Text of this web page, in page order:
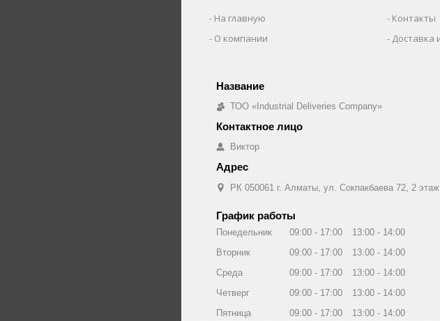
На главную
О компании
Контакты
Доставка
ТОО «Industrial Deliveries Company»
Виктор
РК 050061 г. Алматы, ул. Сокпакбаева 72, 2
График работы
Понедельник 09:00 17:00 13:00
14:00
Вторник
09:00 17:00 13:00
14:00
Среда
09:00 17:00 13:00
14:00
Четверг
09:00 17:00 13:00
14:00
Пятница
09:00 17:00 13:00 14:00